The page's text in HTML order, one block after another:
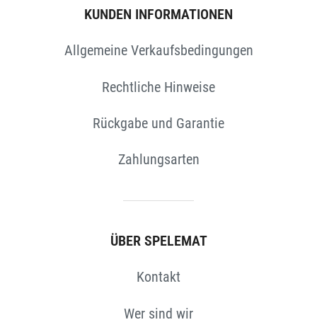
KUNDEN INFORMATIONEN
Allgemeine Verkaufsbedingungen
Rechtliche Hinweise
Rückgabe und Garantie
Zahlungsarten
ÜBER SPELEMAT
Kontakt
Wer sind wir